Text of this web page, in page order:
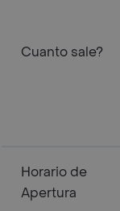
Cuanto sale?
Horario de
Apertura